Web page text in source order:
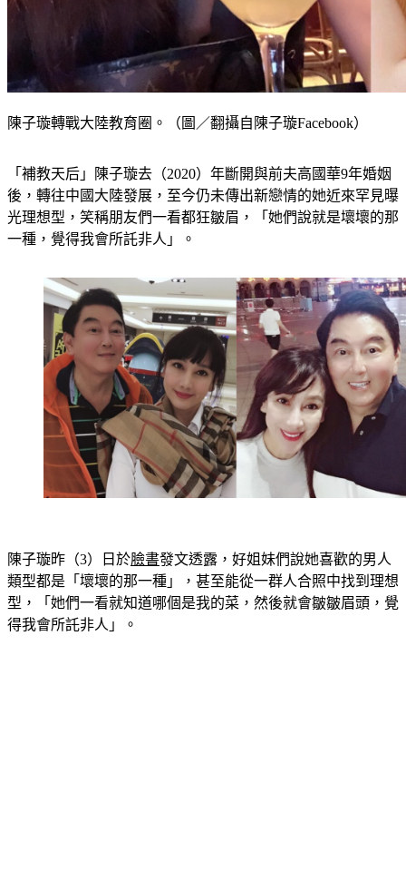
陳子璇轉戰大陸教育圈。（圖／翻攝自陳子璇Facebook）
「補教天后」陳子璇去（2020）年斷開與前夫高國華9年婚姻
後，轉往中國大陸發展，至今仍未傳出新戀情的她近來罕見曝
光理想型，笑稱朋友們一看都狂皺眉，「她們說就是壞壞的那
一種，覺得我會所託非人」。
陳子璇昨（3）日於臉書發文透露，好姐妹們說她喜歡的男人
類型都是「壞壞的那一種」，甚至能從一群人合照中找到理想
型，「她們一看就知道哪個是我的菜，然後就會皺皺眉頭，覺
得我會所託非人」。